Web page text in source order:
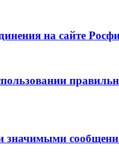
на сайте